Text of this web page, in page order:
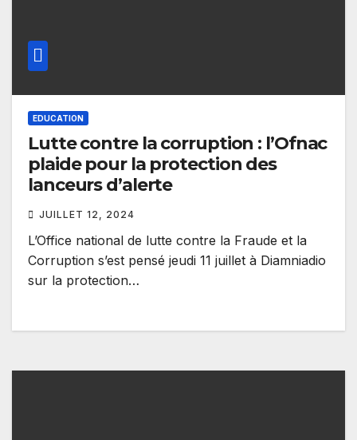
EDUCATION
Lutte contre la corruption : l’Ofnac
plaide pour la protection des
lanceurs d’alerte
JUILLET 12, 2024
L’Office national de lutte contre la Fraude et la
Corruption s’est pensé jeudi 11 juillet à Diamniadio
sur la protection…